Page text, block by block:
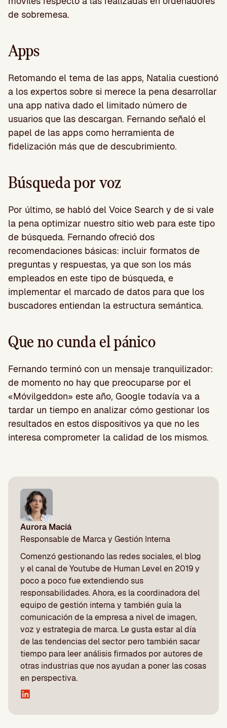
de sobremesa.
Apps
Retomando el tema de las apps, Natalia cuestionó
a los expertos sobre si merece la pena desarrollar
una app nativa dado el limitado número de
usuarios que las descargan. Fernando señaló el
papel de las apps como herramienta de
fidelización más que de descubrimiento.
Búsqueda por voz
Por último, se habló del Voice Search y de si vale
la pena optimizar nuestro sitio web para este tipo
de búsqueda. Fernando ofreció dos
recomendaciones básicas: incluir formatos de
preguntas y respuestas, ya que son los más
empleados en este tipo de búsqueda, e
implementar el marcado de datos para que los
buscadores entiendan la estructura semántica.
Que no cunda el pánico
Fernando terminó con un mensaje tranquilizador:
de momento no hay que preocuparse por el
«Móvilgeddon» este año, Google todavía va a
tardar un tiempo en analizar cómo gestionar los
resultados en estos dispositivos ya que no les
interesa comprometer la calidad de los mismos.
Aurora Maciá
Responsable de Marca y Gestión Interna
Comenzó gestionando las redes sociales, el blog
y el canal de Youtube de Human Level en 2019 y
poco a poco fue extendiendo sus
responsabilidades. Ahora, es la coordinadora del
equipo de gestión interna y también guía la
comunicación de la empresa a nivel de imagen,
voz y estrategia de marca. Le gusta estar al día
de las tendencias del sector pero también sacar
tiempo para leer análisis firmados por autores de
otras industrias que nos ayudan a poner las cosas
en perspectiva.